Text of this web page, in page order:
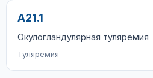
A21.1
Окулогландулярная туляремия
Туляремия